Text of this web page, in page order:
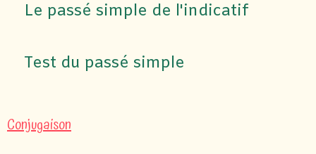
Le passé simple de l'indicatif
Test du passé simple
Conjugaison